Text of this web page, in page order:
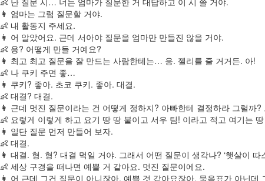
👩 엄마는 그럼 질문할 거야.
👶 내 활동지 주세요.
👩 어 알았어요. 근데 서아야 질문을 엄마만 만들진 않을 거야.
👶 응? 어떻게 만들 거예요?
👩 최고 최고 질문을 잘 만드는 사람한테는… 응. 젤리를 줄 거거든. 아!
👶 나 쿠키 주면 좋…
👩 쿠키? 좋아. 초코 쿠키. 좋아. 대결.
👶 대결? 대결.
👩 근데 멋진 질문이라는 건 어떻게 정하지? 아빠한테 결정하라 그럴
👶 요렇게 이렇게 하고 요기 땅 땅 붙이고 서우 팀! 이라고 적고 여기는
👩 일단 질문 먼저 만들어 보자.
👶 대결.
👩 대결. 형. 형? 대결 먹일 거야. 그래서 어떤 질문이 생각나? ‘햇살이
👶 세상 구경을 떠나면 예쁠 거 같아요. 멋진 질문이에요.
👩 어 근데 그건 질문이 아니잖아. 예쁠 것 같아요잖아. 물음표가 아닌데